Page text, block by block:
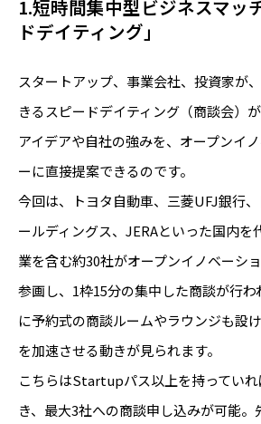
1.短時間集中型ビジネスマッ
ドデイティング」
スタートアップ、事業会社、投資家が
きるスピードデイティング（商談会）
アイデアや自社の強みを、オープンイ
ーに直接提案できるのです。
今回は、トヨタ自動車、三菱UFJ銀行
ールディングス、JERAといった国内を
業を含む約30社がオープンイノベーシ
参画し、1枠15分の集中した商談が行わ
に予約式の商談ルームやラウンジも設
を加速させる動きが見られます。
こちらはStartupパス以上を持ってい
き、最大3社への商談申し込みが可能